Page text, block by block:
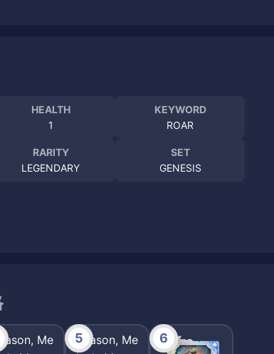
HEALTH
1
KEYWORD
ROAR
RARITY
LEGENDARY
SET
GENESIS
5 6